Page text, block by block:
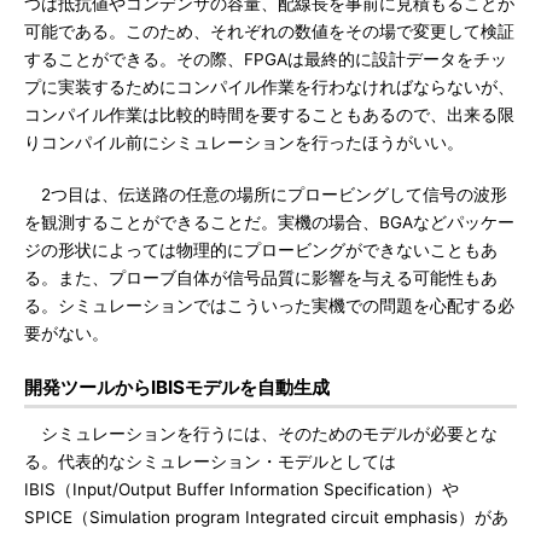
可能である。このため、それぞれの数値をその場で変更して検証
することができる。その際、FPGAは最終的に設計データをチッ
プに実装するためにコンパイル作業を行わなければならないが、
コンパイル作業は比較的時間を要することもあるので、出来る限
りコンパイル前にシミュレーションを行ったほうがいい。
2つ目は、伝送路の任意の場所にプロービングして信号の波形
を観測することができることだ。実機の場合、BGAなどパッケー
ジの形状によっては物理的にプロービングができないこともあ
る。また、プローブ自体が信号品質に影響を与える可能性もあ
る。シミュレーションではこういった実機での問題を心配する必
要がない。
開発ツールからIBISモデルを自動生成
シミュレーションを行うには、そのためのモデルが必要とな
る。代表的なシミュレーション・モデルとしては
IBIS（Input/Output Buffer Information Specification）や
SPICE（Simulation program Integrated circuit emphasis）があ